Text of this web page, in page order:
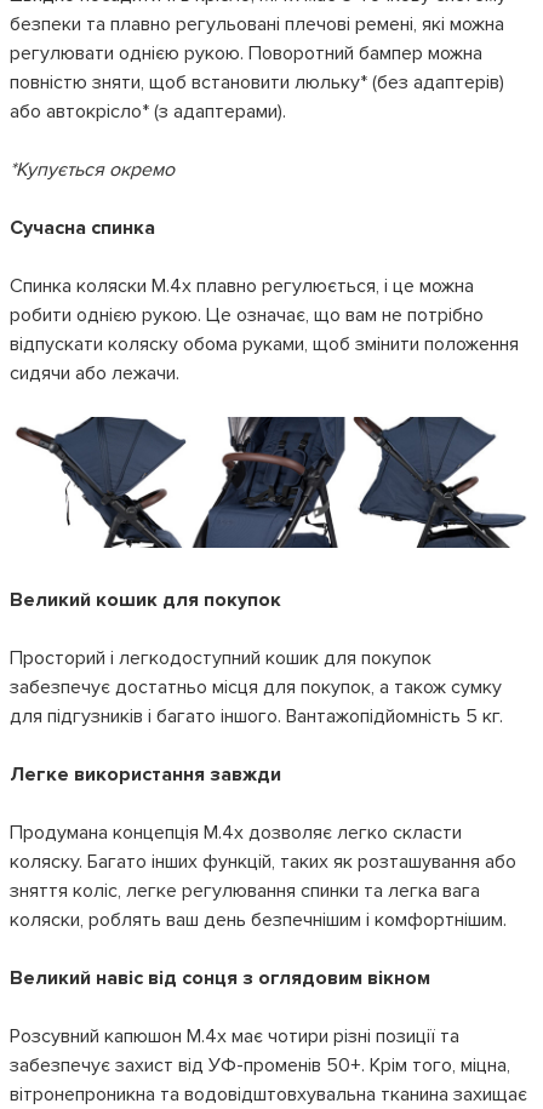
безпеки та плавно регульовані плечові ремені, які можна
регулювати однією рукою. Поворотний бампер можна
повністю зняти, щоб встановити люльку* (без адаптерів)
або автокрісло* (з адаптерами).
*Купується окремо
Сучасна спинка
Спинка коляски M.4x плавно регулюється, і це можна
робити однією рукою. Це означає, що вам не потрібно
відпускати коляску обома руками, щоб змінити положення
сидячи або лежачи.
Великий кошик для покупок
Просторий і легкодоступний кошик для покупок
забезпечує достатньо місця для покупок, а також сумку
для підгузників і багато іншого. Вантажопідйомність 5 кг.
Легке використання завжди
Продумана концепція M.4x дозволяє легко скласти
коляску. Багато інших функцій, таких як розташування або
зняття коліс, легке регулювання спинки та легка вага
коляски, роблять ваш день безпечнішим і комфортнішим.
Великий навіс від сонця з оглядовим вікном
Розсувний капюшон M.4x має чотири різні позиції та
забезпечує захист від УФ-променів 50+. Крім того, міцна,
вітронепроникна та водовідштовхувальна тканина захищає